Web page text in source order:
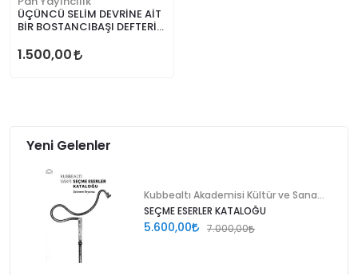
ÜÇÜNCÜ SELİM DEVRİNE AİT
BİR BOSTANCIBAŞI DEFTERİ
1.500,00
Yeni Gelenler
SEÇME ESERLER KATALOĞU
5.600,00 7.000,00